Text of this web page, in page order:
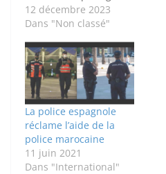
avecnous la passion de
cette association
cœur se trouve à
Madrid. Pouvez-vous
nous présenter votre
association? La Pena
casa Madridista est
une association
marocaine fondée en
2014 et son objectif est
de réunirles
12 décembre 2023
Dans "Non classé"
La police espagnole
réclame l’aide de la
police marocaine
11 juin 2021
Dans "International"